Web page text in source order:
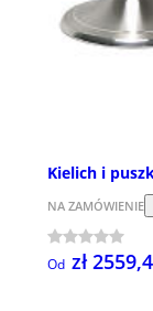
Kielich i
NA ZAMÓWIENIE
Od zł